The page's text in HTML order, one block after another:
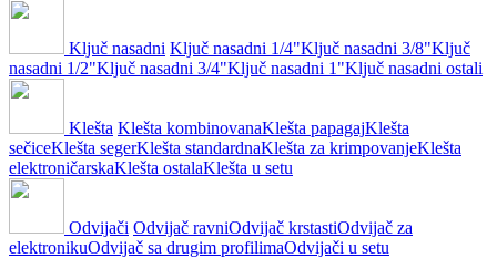
Ključ nasadni Ključ nasadni 1/4"Ključ nasadni 3/8"Ključ
nasadni 1/2"Ključ nasadni 3/4"Ključ nasadni 1"Ključ nasadni ostali
Klešta Klešta kombinovanaKlešta papagajKlešta
sečiceKlešta segerKlešta standardnaKlešta za krimpovanjeKlešta
elektroničarskaKlešta ostalaKlešta u setu
Odvijači Odvijač ravniOdvijač krstastiOdvijač za
elektronikuOdvijač sa drugim profilimaOdvijači u setu